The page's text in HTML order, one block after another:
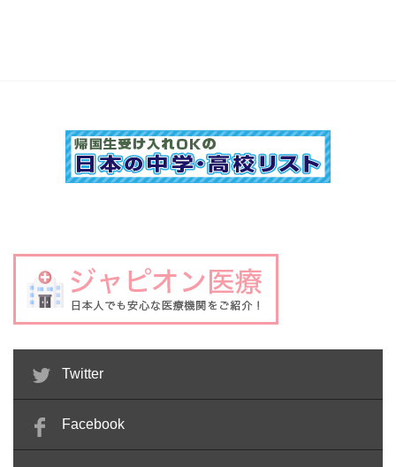
Twitter
Facebook